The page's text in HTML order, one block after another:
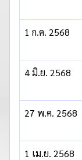
1 ก.ค. 2568
4 มิ.ย. 2568
27 พ.ค. 2568
1 เม.ย. 2568